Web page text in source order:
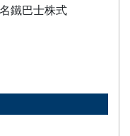
鐵巴士株式